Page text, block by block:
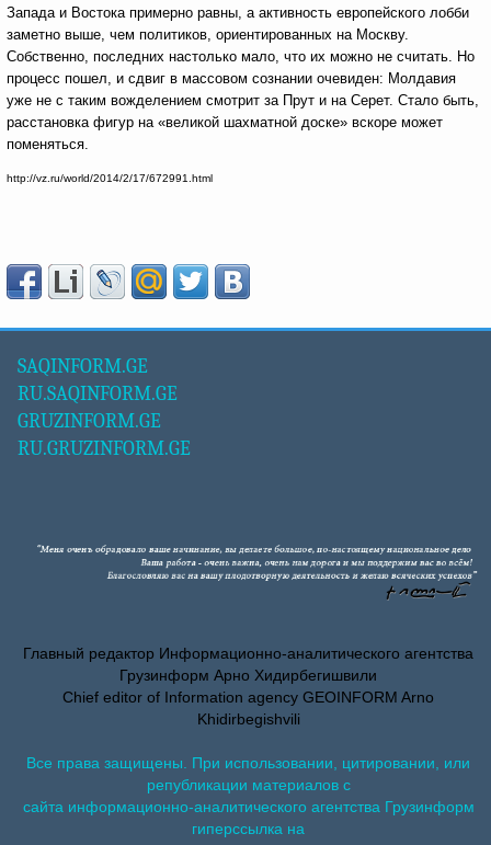
Запада и Востока примерно равны, а активность европейского лобби
заметно выше, чем политиков, ориентированных на Москву.
Собственно, последних настолько мало, что их можно не считать. Но
процесс пошел, и сдвиг в массовом сознании очевиден: Молдавия
уже не с таким вожделением смотрит за Прут и на Серет. Стало быть,
расстановка фигур на «великой шахматной доске» вскоре может
поменяться.
http://vz.ru/world/2014/2/17/672991.html
SAQINFORM.GE
RU.SAQINFORM.GE
GRUZINFORM.GE
RU.GRUZINFORM.GE
Главный редактор Информационно-аналитического агентства
Грузинформ Арно Хидирбегишвили
Chief editor of Information agency GEOINFORM Arno
Khidirbegishvili
Все права защищены. При использовании, цитировании, или
републикации материалов с
сайта информационно-аналитического агентства Грузинформ
гиперссылка на